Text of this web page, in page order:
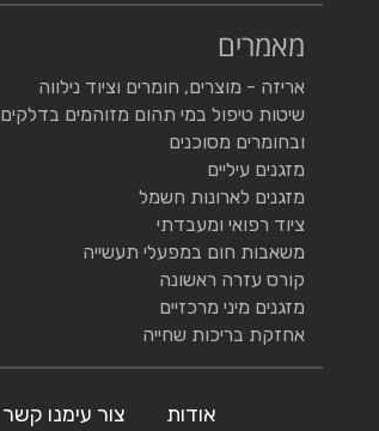
מאמרים
אריזה - מוצרים, חומרים וציוד נילווה
שיטות טיפול במי תהום מזוהמים בדלקים
ובחומרים מסוכנים
מזגנים עיליים
מזגנים לארונות חשמל
ציוד רפואי ומעבדתי
משאבות חום במפעלי תעשייה
קורס עזרה ראשונה
מזגנים מיני מרכזיים
אחזקת בריכות שחייה
אודות צור עימנו קשר